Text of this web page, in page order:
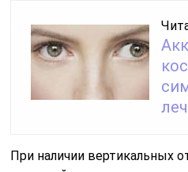
При наличии вертикальных